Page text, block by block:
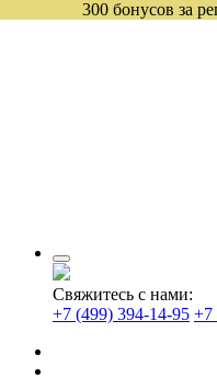
Свяжитесь с нами:
+7 (499) 394-14-95 +7
300 бонусов за